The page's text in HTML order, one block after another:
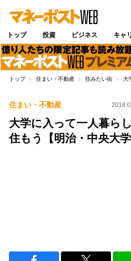
トップ 投資 ビジネス キャ
トップ 住まい・不動産 住みたい街 大
住まい・不動産
大学に入って一人暮ら
住もう【明治・中央大学